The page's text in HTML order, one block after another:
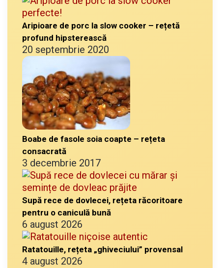
Aripioare de porc la slow cooker – rețetă
profund hipsterească
20 septembrie 2020
Boabe de fasole soia coapte – rețeta
consacrată
3 decembrie 2017
Supă rece de dovlecei, rețeta răcoritoare
pentru o caniculă bună
6 august 2026
Ratatouille, rețeta „ghiveciului” provensal
4 august 2026